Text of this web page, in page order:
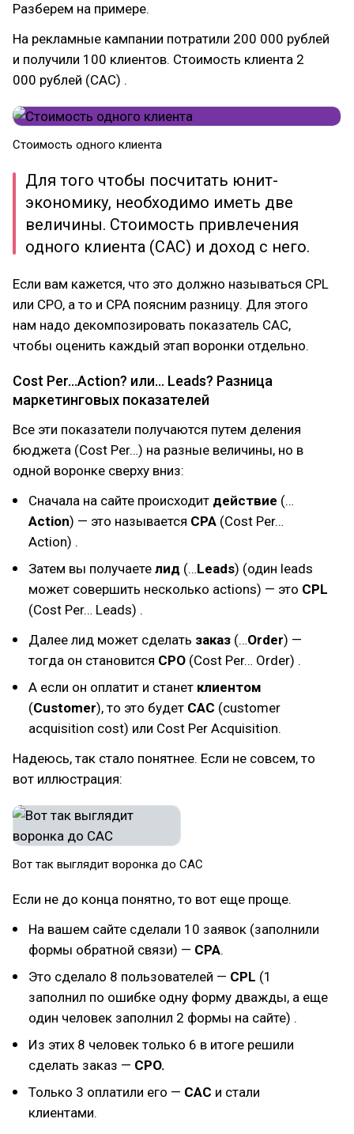
Разберем на примере.
На рекламные кампании потратили 200 000 рублей
и получили 100 клиентов. Стоимость клиента 2
000 рублей (CAC) .
Стоимость одного клиента
Для того чтобы посчитать юнит-
экономику, необходимо иметь две
величины. Стоимость привлечения
одного клиента (CAC) и доход с него.
Если вам кажется, что это должно называться CPL
или CPO, а то и CPA поясним разницу. Для этого
нам надо декомпозировать показатель CAC,
чтобы оценить каждый этап воронки отдельно.
Cost Per…Action? или… Leads? Разница
маркетинговых показателей
Все эти показатели получаются путем деления
бюджета (Cost Per…) на разные величины, но в
одной воронке сверху вниз:
Сначала на сайте происходит действие (…
Action) — это называется CPA (Cost Per…
Action) .
Затем вы получаете лид (…Leads) (один leads
может совершить несколько actions) — это CPL
(Cost Per… Leads) .
Далее лид может сделать заказ (…Order) —
тогда он становится CPO (Cost Per… Order) .
А если он оплатит и станет клиентом
(Customer), то это будет CAC (customer
acquisition cost) или Cost Per Acquisition.
Надеюсь, так стало понятнее. Если не совсем, то
вот иллюстрация:
Вот так выглядит воронка до CAC
Если не до конца понятно, то вот еще проще.
На вашем сайте сделали 10 заявок (заполнили
формы обратной связи) — CPA.
Это сделало 8 пользователей — CPL (1
заполнил по ошибке одну форму дважды, а еще
один человек заполнил 2 формы на сайте) .
Из этих 8 человек только 6 в итоге решили
сделать заказ — CPO.
Только 3 оплатили его — CAC и стали
клиентами.